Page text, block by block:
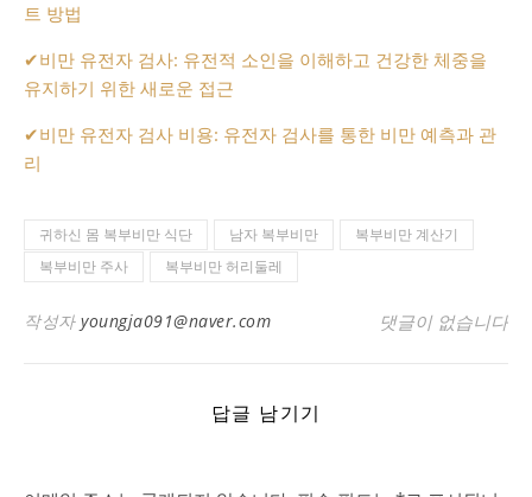
트 방법
✔비만 유전자 검사: 유전적 소인을 이해하고 건강한 체중을
유지하기 위한 새로운 접근
✔비만 유전자 검사 비용: 유전자 검사를 통한 비만 예측과 관
리
귀하신 몸 복부비만 식단 남자 복부비만
복부비만 계산기
복부비만 주사
복부비만 허리둘레
작성자 youngja091@naver.com 댓글이 없습니다
답글 남기기